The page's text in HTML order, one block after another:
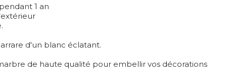
1 an
d'un blanc éclatant.
de haute qualité pour embellir vos décorations